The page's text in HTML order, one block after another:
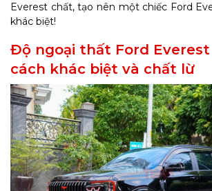
Everest chất, tạo nên một chiếc Ford
khác biệt!
Độ ngoại thất Ford
cách khác biệt và chất lừ